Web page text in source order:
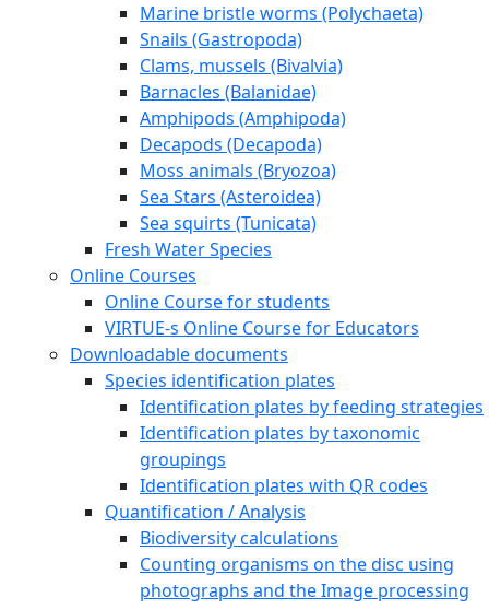
Marine bristle worms (Polychaeta)
Snails (Gastropoda)
Clams, mussels (Bivalvia)
Barnacles (Balanidae)
Amphipods (Amphipoda)
Decapods (Decapoda)
Moss animals (Bryozoa)
Sea Stars (Asteroidea)
Sea squirts (Tunicata)
Fresh Water Species
Online Courses
Online Course for students
VIRTUE-s Online Course for Educators
Downloadable documents
Species identification plates
Identification plates by feeding strategies
Identification plates by taxonomic
groupings
Identification plates with QR codes
Quantification / Analysis
Biodiversity calculations
Counting organisms on the disc using
photographs and the Image processing